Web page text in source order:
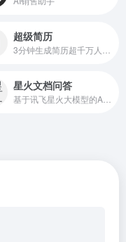
超级简历
星火文档问答